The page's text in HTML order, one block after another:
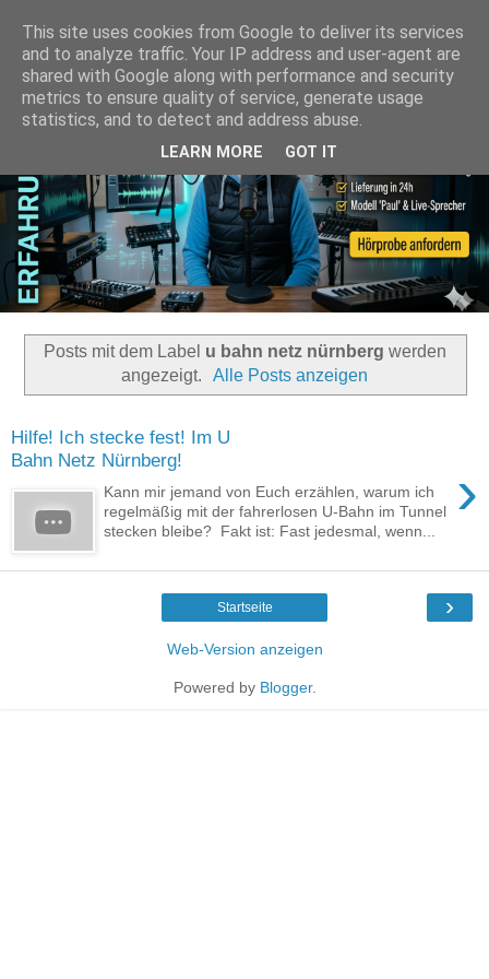
Posts mit dem Label u bahn netz nürnberg werden
angezeigt.
Alle Posts anzeigen
Hilfe! Ich stecke fest! Im U
Bahn Netz Nürnberg!
›
Kann mir jemand von Euch erzählen, warum ich
regelmäßig mit der fahrerlosen U-Bahn im Tunnel
stecken bleibe? Fakt ist: Fast jedesmal, wenn...
›
Startseite
Web-Version anzeigen
Powered by Blogger.
This site uses cookies from Google to deliver its services
and to analyze traffic. Your IP address and user-agent are
shared with Google along with performance and security
metrics to ensure quality of service, generate usage
statistics, and to detect and address abuse.
LEARN MORE GOT IT